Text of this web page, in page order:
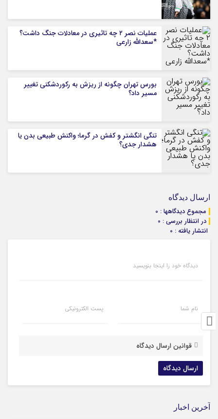
عملیات نصر ۲ چه تاثیری در معادلات جنگ داشت؟
*سعدالله زارعی
بورس تهران چگونه از ریزش به رکوردشکنی تغییر
مسیر داد؟
تنگی انگشتر و کفش در گرما؛ واکنش طبیعی بدن یا
هشدار جدی؟
ارسال دیدگاه
مجموع دیدگاهها : 0
در انتظار بررسی : 0
انتشار یافته : 0
دیدگاه خود را اینجا بنویسید
نام شما پست الکترونیکی
قوانین ارسال دیدگاه
آخرین اخبار